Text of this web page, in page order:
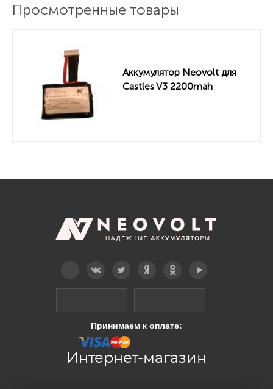
Просмотренные товары
Аккумулятор Neovolt для
Castles V3 2200mah
Принимаем к оплате:
Интернет-магазин